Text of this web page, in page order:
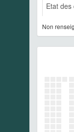
Etat
Non